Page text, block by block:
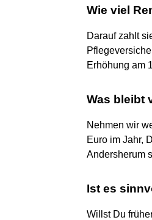
Wie viel
Darauf zahlt
Erhöhung am
Was bleibt
Nehmen wir
Euro im Jahr,
Andersherum
Ist es
Willst Du